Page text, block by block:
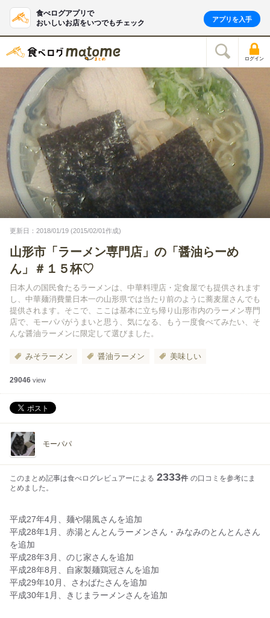
食べログアプリで
おいしいお店をいつでもチェック
アプリを入手
ログイン
更新日：2018/01/19 (2015/02/01作成)
山形市「ラーメン専門店」の「醤油らーめ
ん」＃１５杯♡
日本人の国民食たるラーメンは、中華料理店・定食屋でも提供されます
し、中華麺消費量日本一の山形県では当たり前のように蕎麦屋さんでも
提供されます。そこで、ここは基本に立ち帰り山形市内のラーメン専門
店で、モーパパがうまいと思う、気になる、もう一度食べてみたい、そ
んな醤油ラーメンに限定して選びました。
みそラーメン 醤油ラーメン 美味しい
29046 view
モーパパ
このまとめ記事は食べログレビュアーによる 2333件 の口コミを参考にま
とめました。
平成27年4月、麺や陽風さんを追加
平成28年1月、赤湯とんとんラーメンさん・みなみのとんとんさん
を追加
平成28年3月、のじ家さんを追加
平成28年8月、自家製麺鶏冠さんを追加
平成29年10月、さわばたさんを追加
平成30年1月、きじまラーメンさんを追加